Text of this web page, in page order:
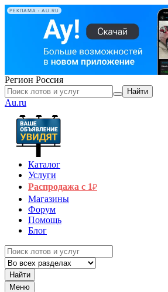
РЕКЛАМА • AU.RU
Регион Россия
Найти
Au.ru
Каталог
Услуги
Распродажа с 1₽
Магазины
Форум
Помощь
Блог
Найти
Меню